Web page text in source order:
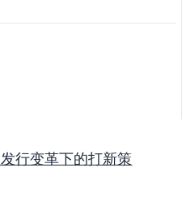
行变革下的打新策